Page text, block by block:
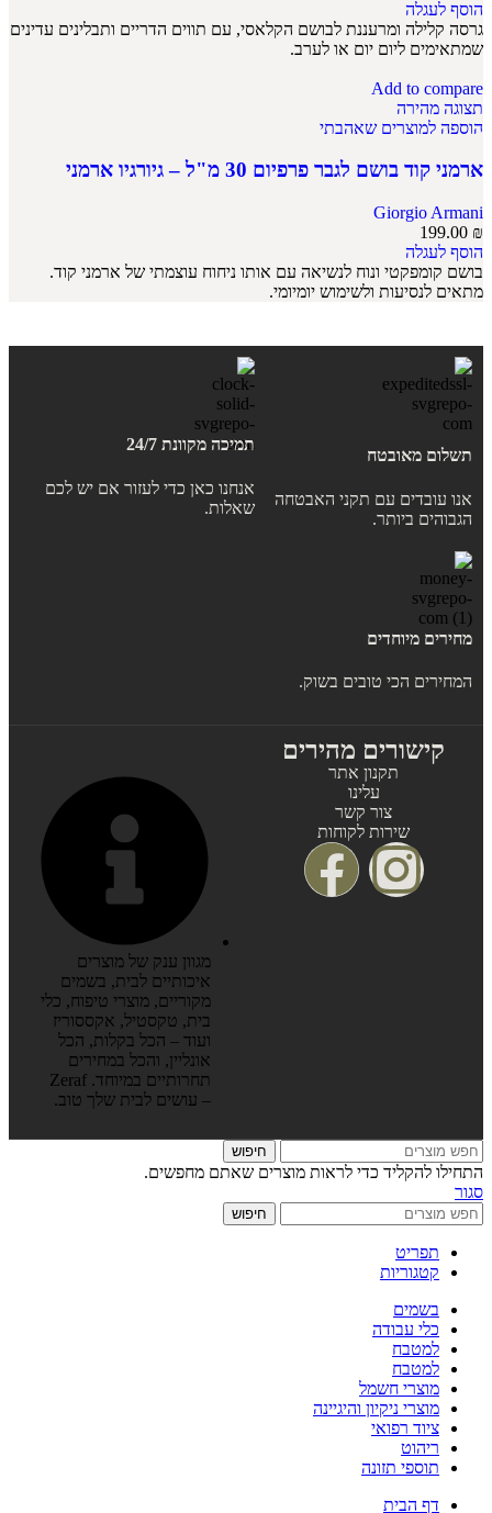
הוסף לעגלה
גרסה קלילה ומרעננת לבושם הקלאסי, עם תווים הדריים ותבלינים עדינים
שמתאימים ליום יום או לערב.
Add to compare
תצוגה מהירה
הוספה למוצרים שאהבתי
ארמני קוד בושם לגבר פרפיום 30 מ"ל – גיורגיו ארמני
Giorgio Armani
199.00 ₪
הוסף לעגלה
בושם קומפקטי ונוח לנשיאה עם אותו ניחוח עוצמתי של ארמני קוד.
מתאים לנסיעות ולשימוש יומיומי.
תשלום מאובטח
אנו עובדים עם תקני האבטחה
הגבוהים ביותר.
תמיכה מקוונת 24/7
אנחנו כאן כדי לעזור אם יש לכם
שאלות.
מחירים מיוחדים
המחירים הכי טובים בשוק.
קישורים מהירים
תקנון אתר
עלינו
צור קשר
שירות לקוחות
מגוון ענק של מוצרים
איכותיים לבית, בשמים
מקוריים, מוצרי טיפוח, כלי
בית, טקסטיל, אקססוריז
ועוד – הכל בקלות, הכל
אונליין, והכל במחירים
תחרותיים במיוחד. Zeraf
– עושים לבית שלך טוב.
חיפוש
התחילו להקליד כדי לראות מוצרים שאתם מחפשים.
סגור
חיפוש
תפריט
קטגוריות
בשמים
כלי עבודה
למטבח
למטבח
מוצרי חשמל
מוצרי ניקיון והיגיינה
ציוד רפואי
ריהוט
תוספי תזונה
דף הבית